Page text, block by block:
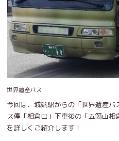
世界遺産バス
今回は、城端駅からの「世界遺産
ス停「相倉口」下車後の「五箇山
を詳しくご紹介します！